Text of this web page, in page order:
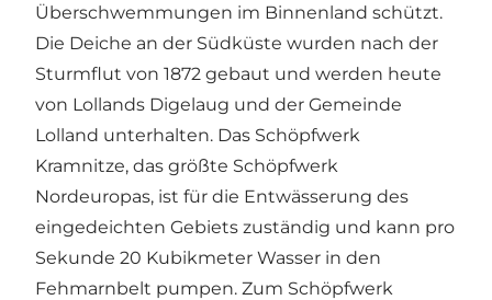
Überschwemmungen im Binnenland schützt.
Die Deiche an der Südküste wurden nach der
Sturmflut von 1872 gebaut und werden heute
von Lollands Digelaug und der Gemeinde
Lolland unterhalten. Das Schöpfwerk
Kramnitze, das größte Schöpfwerk
Nordeuropas, ist für die Entwässerung des
eingedeichten Gebiets zuständig und kann pro
Sekunde 20 Kubikmeter Wasser in den
Fehmarnbelt pumpen. Zum Schöpfwerk